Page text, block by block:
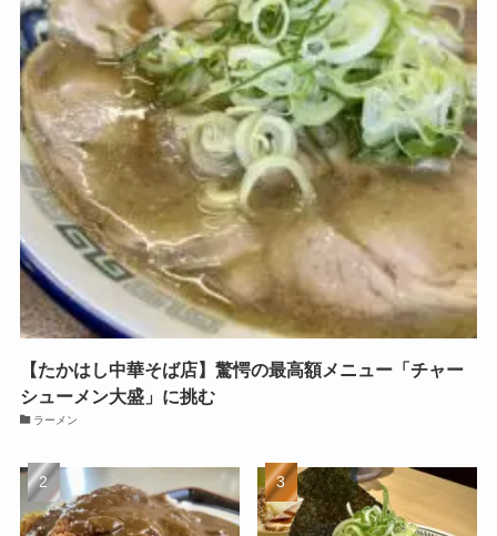
【たかはし中華そば店】驚愕の最高額メニュー「チャー
シューメン大盛」に挑む
ラーメン